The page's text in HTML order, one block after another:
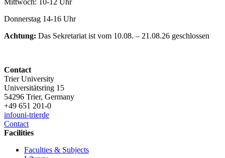
Mittwoch: 10-12 Uhr
Donnerstag 14-16 Uhr
Achtung: Das Sekretariat ist vom 10.08. – 21.08.26 geschlossen
Contact
Trier University
Universitätsring 15
54296 Trier, Germany
+49 651 201-0
infouni-trierde
Contact
Facilities
Faculties & Subjects